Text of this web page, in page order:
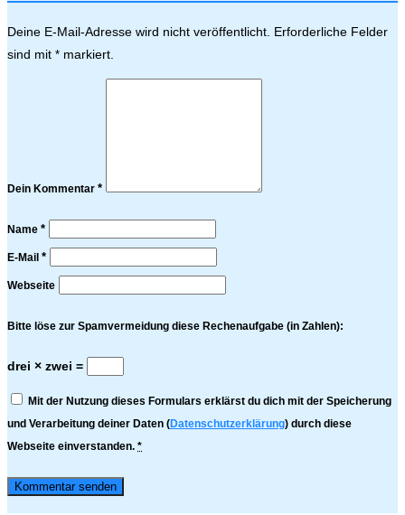
Deine E-Mail-Adresse wird nicht veröffentlicht. Erforderliche Felder
sind mit * markiert.
Dein Kommentar *
Name *
E-Mail *
Webseite
Bitte löse zur Spamvermeidung diese Rechenaufgabe (in Zahlen):
drei × zwei =
Mit der Nutzung dieses Formulars erklärst du dich mit der Speicherung
und Verarbeitung deiner Daten (Datenschutzerklärung) durch diese
Webseite einverstanden. *